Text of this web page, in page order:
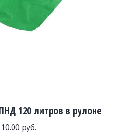
120 литров в рулоне
10.00 руб.